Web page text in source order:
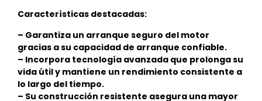
Características destacadas:
– Garantiza un arranque seguro del motor
gracias a su capacidad de arranque confiable.
– Incorpora tecnología avanzada que prolonga su
vida útil y mantiene un rendimiento consistente a
lo largo del tiempo.
– Su construcción resistente asegura una mayor